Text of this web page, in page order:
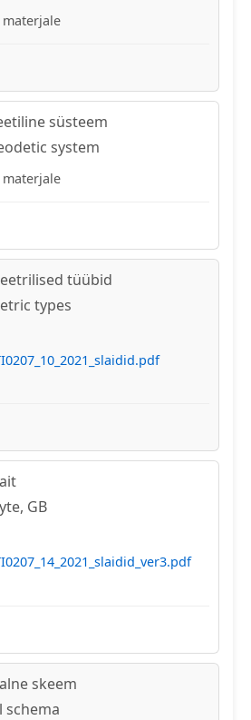
materjale
süsteem
system
materjale
tüübid
types
GB
skeem
schema